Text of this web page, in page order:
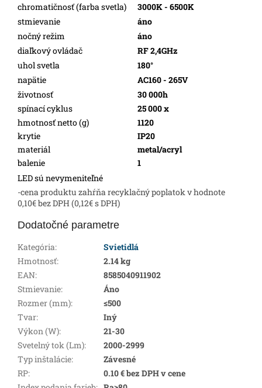
chromatičnosť (farba svetla)
3000K - 6500K
stmievanie
áno
nočný režim
áno
diaľkový ovládač
RF 2,4GHz
uhol svetla
180°
napätie
AC160 - 265V
životnosť
30 000h
spínací cyklus
25 000 x
hmotnosť netto (g)
1120
krytie
IP20
materiál
metal/acryl
balenie
1
LED sú nevymeniteľné
-cena produktu zahŕňa recyklačný poplatok v hodnote
0,10€ bez DPH (0,12€ s DPH)
Dodatočné parametre
Kategória:
Svietidlá
Hmotnosť:
2.14 kg
EAN:
8585040911902
Stmievanie:
Áno
Rozmer (mm):
≤500
Tvar:
Iný
Výkon (W):
21-30
Svetelný tok (Lm):
2000-2999
Typ inštalácie:
Závesné
RP:
0.10 € bez DPH v cene